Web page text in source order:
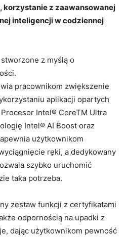
korzystanie z zaawansowanej
inteligencji w codziennej
z myślą o
pracownikom zwiększenie
aplikacji opartych
Intel® CoreTM Ultra
Intel® AI Boost oraz
użytkownikom
ręki, a dedykowany
szybko uruchomić
taka potrzeba.
zestaw funkcji z certyfikatami
odpornością na upadki z
dając użytkownikom pewność